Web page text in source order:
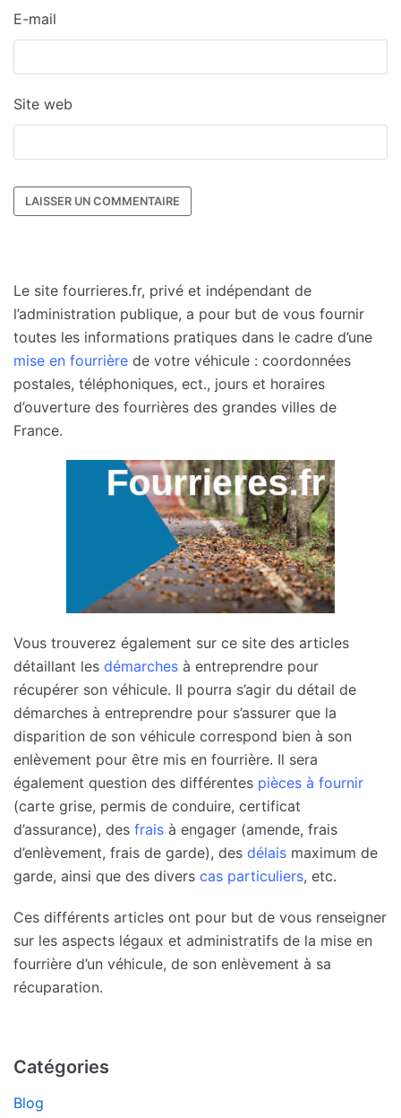
E-mail
Site web
Le site fourrieres.fr, privé et indépendant de
l’administration publique, a pour but de vous fournir
toutes les informations pratiques dans le cadre d’une
mise en fourrière de votre véhicule : coordonnées
postales, téléphoniques, ect., jours et horaires
d’ouverture des fourrières des grandes villes de
France.
Vous trouverez également sur ce site des articles
détaillant les démarches à entreprendre pour
récupérer son véhicule. Il pourra s’agir du détail de
démarches à entreprendre pour s’assurer que la
disparition de son véhicule correspond bien à son
enlèvement pour être mis en fourrière. Il sera
également question des différentes pièces à fournir
(carte grise, permis de conduire, certificat
d’assurance), des frais à engager (amende, frais
d’enlèvement, frais de garde), des délais maximum de
garde, ainsi que des divers cas particuliers, etc.
Ces différents articles ont pour but de vous renseigner
sur les aspects légaux et administratifs de la mise en
fourrière d’un véhicule, de son enlèvement à sa
récuparation.
Catégories
Blog